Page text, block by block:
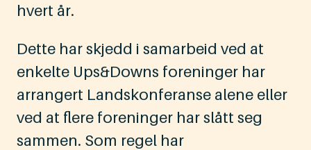
hvert år.
Dette har skjedd i samarbeid ved at
enkelte Ups&Downs foreninger har
arrangert Landskonferanse alene eller
ved at flere foreninger har slått seg
sammen. Som regel har